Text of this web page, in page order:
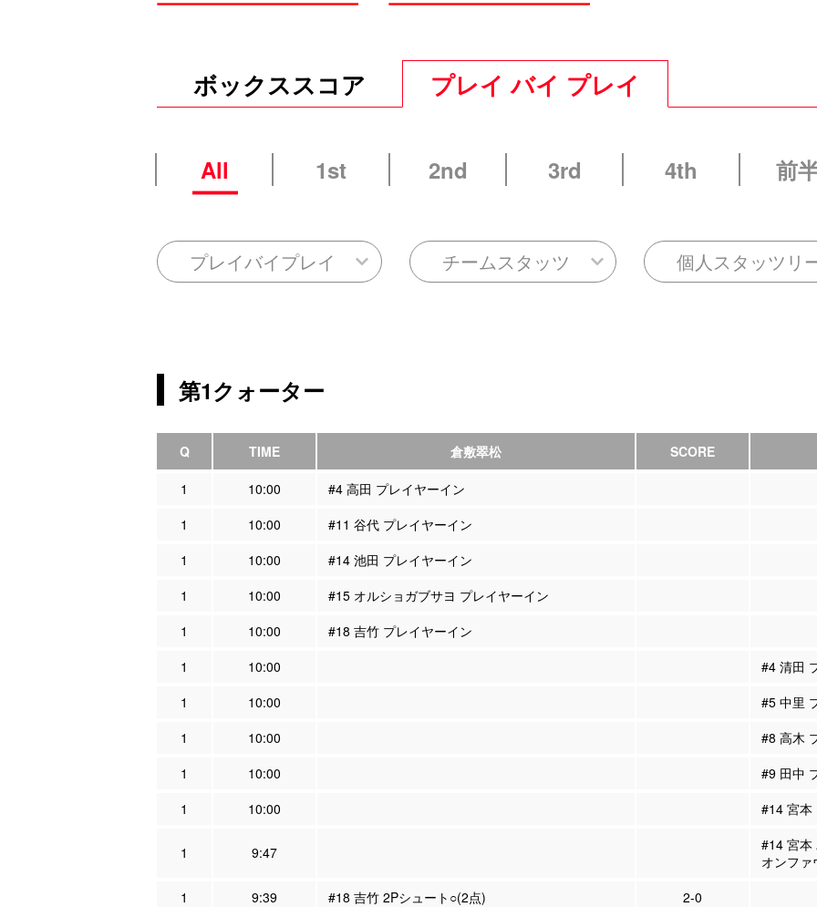
ボックススコア プレイ バイ プレイ
All 1st 2nd 3rd 4th 前
プレイバイプレイ チームスタッツ 個人スタッツリ
第1クォーター
Q TIME 倉敷翠松 SCORE
1 10:00
#4 高田 プレイヤーイン
1
10:00
#11 谷代 プレイヤーイン
1
10:00
#14 池田 プレイヤーイン
1
10:00
#15 オルショガブサヨ プレイヤーイン
1
10:00
#18 吉竹 プレイヤーイン
1
10:00
#4 清田
1
10:00
#5 中里
1
10:00
#8 高木
1
10:00
#9 田中
1
10:00 #14 宮本
1 9:47
#14 宮本
オンファ
1
9:39 #18 吉竹 2Pシュート○(2点)
2-0